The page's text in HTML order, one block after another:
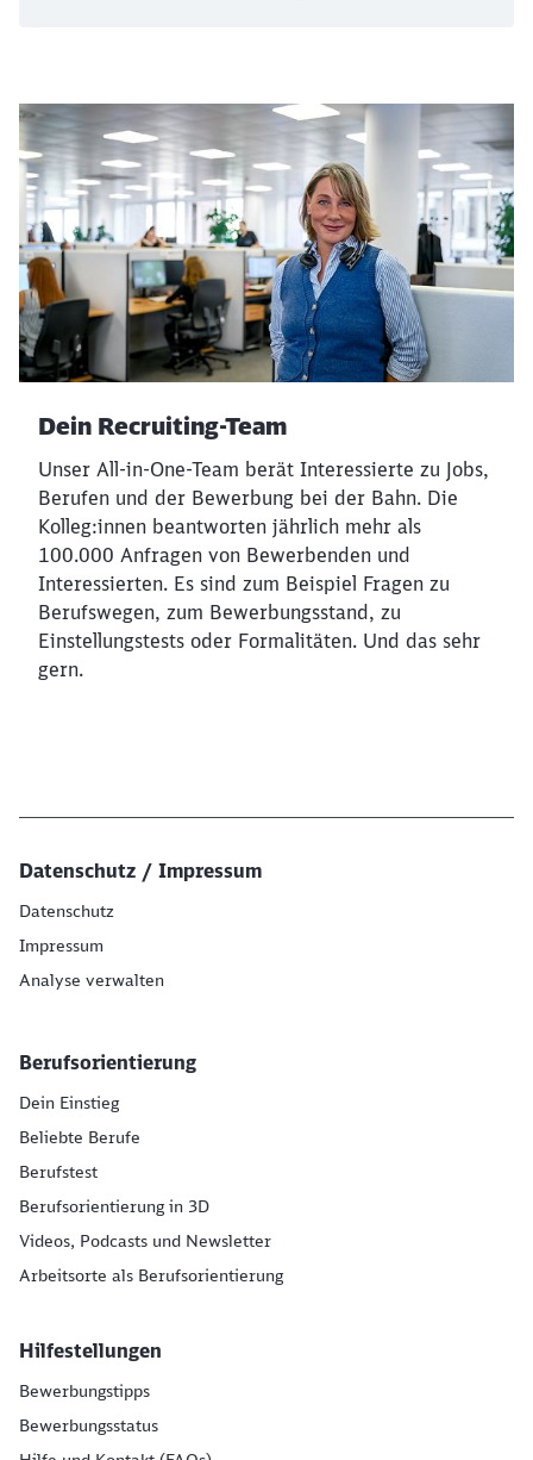
Dein Recruiting-Team
Unser All-in-One-Team berät Interessierte zu Jobs,
Berufen und der Bewerbung bei der Bahn. Die
Kolleg:innen beantworten jährlich mehr als
100.000 Anfragen von Bewerbenden und
Interessierten. Es sind zum Beispiel Fragen zu
Berufswegen, zum Bewerbungsstand, zu
Einstellungstests oder Formalitäten. Und das sehr
gern.
Datenschutz / Impressum
Datenschutz
Impressum
Analyse verwalten
Berufsorientierung
Dein Einstieg
Beliebte Berufe
Berufstest
Berufsorientierung in 3D
Videos, Podcasts und Newsletter
Arbeitsorte als Berufsorientierung
Hilfestellungen
Bewerbungstipps
Bewerbungsstatus